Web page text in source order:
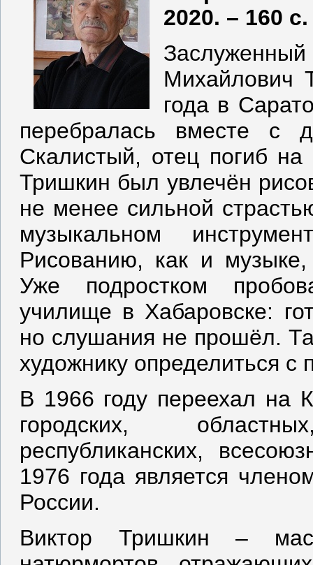
2020. – 160
Михайлович
года в
перебралась вместе с
Скалистый, отец погиб
Тришкин был увлечён
не менее сильной
музыкальном
Рисованию, как и
Уже подростком
училище в Хабаровске:
но слушания не прошёл.
художнику определиться с
В 1966 году переехал на
городских,
республиканских,
1976 года является
России.
Виктор Тришкин –